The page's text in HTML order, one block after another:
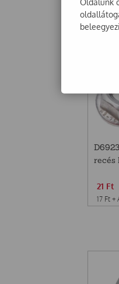
recés
21 Ft
17 Ft +
Oldalunk